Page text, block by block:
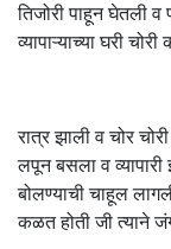
तिजोरी पाहून घेतली
व्यापाऱ्याच्या घरी
रात्र झाली व चोर
लपून बसला व व्यापारी
बोलण्याची चाहूल
कळत होती जी त्याने